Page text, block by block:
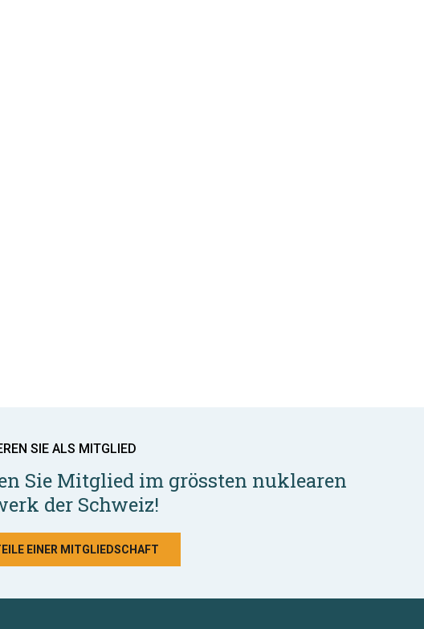
SIE ALS MITGLIED
Sie Mitglied im grössten nuklearen
der Schweiz!
EINER MITGLIEDSCHAFT